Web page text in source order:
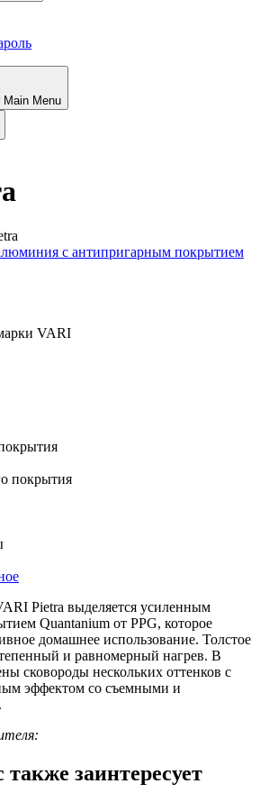
Main Menu
с антипригарным покрытием
покрытия
Pietra выделяется усиленным
Quantanium от PPG, которое
домашнее использование. Толстое
и равномерный нагрев. В
сковороды нескольких оттенков с
эффектом со съемными и
заинтересует